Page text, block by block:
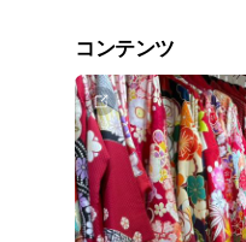
コンテンツ